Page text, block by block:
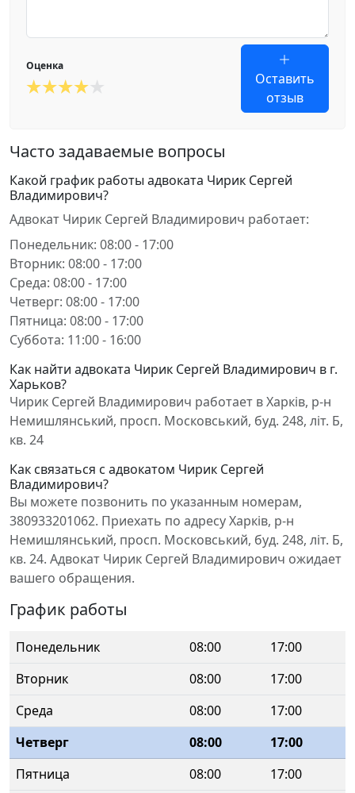
Оценка
Оставить
отзыв
Часто задаваемые вопросы
Какой график работы адвоката Чирик Сергей
Владимирович?
Адвокат Чирик Сергей Владимирович работает:
Понедельник: 08:00 - 17:00
Вторник: 08:00 - 17:00
Среда: 08:00 - 17:00
Четверг: 08:00 - 17:00
Пятница: 08:00 - 17:00
Суббота: 11:00 - 16:00
Как найти адвоката Чирик Сергей Владимирович в г.
Харьков?
Чирик Сергей Владимирович работает в Харків, р-н
Немишлянський, просп. Московський, буд. 248, літ. Б,
кв. 24
Как связаться с адвокатом Чирик Сергей
Владимирович?
Вы можете позвонить по указанным номерам,
380933201062. Приехать по адресу Харків, р-н
Немишлянський, просп. Московський, буд. 248, літ. Б,
кв. 24. Адвокат Чирик Сергей Владимирович ожидает
вашего обращения.
График работы
Понедельник 08:00
17:00
Вторник
08:00
17:00
Среда
08:00
17:00
Четверг
08:00
17:00
Пятница
08:00
17:00